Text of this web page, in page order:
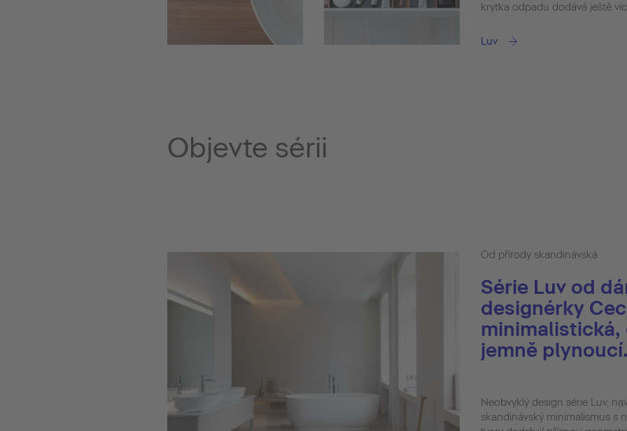
krytka odpadu dodává ještě
Luv
Objevte sérii
Od přírody skandinávská
Série Luv od
designérky
minimalistická,
jemně plynoucí.
Neobvyklý design série Luv,
skandinávský minimalismus s